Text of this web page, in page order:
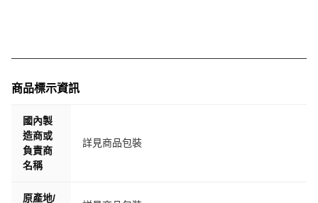
商品標示資訊
國內製
造商或
負責商
名稱
詳見商品包裝
原產地/